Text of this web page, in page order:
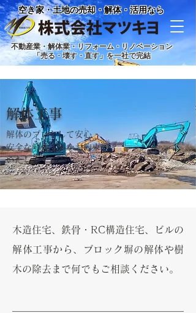
空き家・土地の売却・解体・活用なら
不動産業・解体業・リフォーム・リノベーション
「売る・壊す・直す」を一社で完結
解体工事
解体のプロとして安心・
安全な解体工事をお約束
いたします。
木造住宅、鉄骨・RC構造住宅、ビルの
解体工事から、ブロック塀の解体や樹
木の除去まで何でもご相談ください。